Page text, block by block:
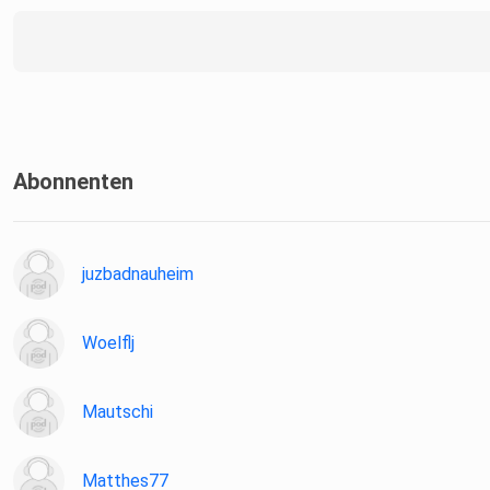
Abonnenten
juzbadnauheim
Woelflj
Mautschi
Matthes77